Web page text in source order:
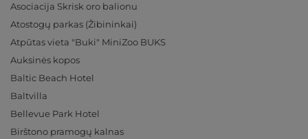
Asociacija Skrisk oro balionu
Atostogų parkas (Žibininkai)
Atpūtas vieta "Buki" MiniZoo BUKS
Auksinės kopos
Baltic Beach Hotel
Baltvilla
Bellevue Park Hotel
Birštono pramogų kalnas